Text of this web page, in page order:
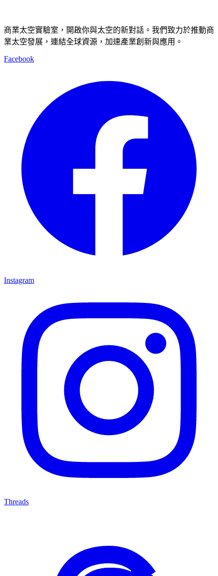
商業太空實驗室，開啟你與太空的新對話。我們致力於推動商
業太空發展，連結全球資源，加速產業創新與應用。
Facebook
Instagram
Threads